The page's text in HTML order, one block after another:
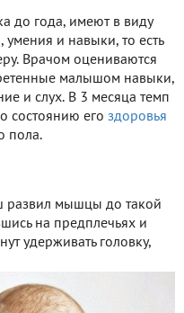
до года, имеют в виду
и навыки, то есть
Врачом оцениваются
малышом навыки,
и слух. В 3 месяца темп
состоянию его здоровья
пола.
развил мышцы до такой
на предплечьях и
удерживать головку,